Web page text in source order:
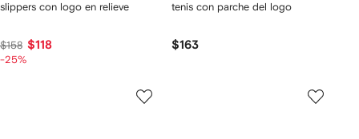
slippers con logo en relieve
$158 $118
-25%
tenis con parche del logo
$163